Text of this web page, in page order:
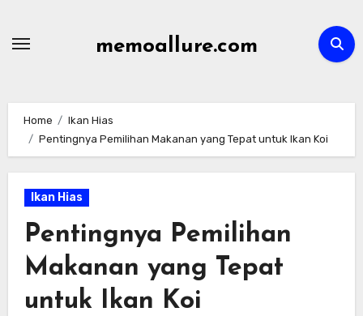
memoallure.com
Home
Ikan Hias
Pentingnya Pemilihan Makanan yang Tepat untuk Ikan Koi
Ikan Hias
Pentingnya Pemilihan
Makanan yang Tepat
untuk Ikan Koi